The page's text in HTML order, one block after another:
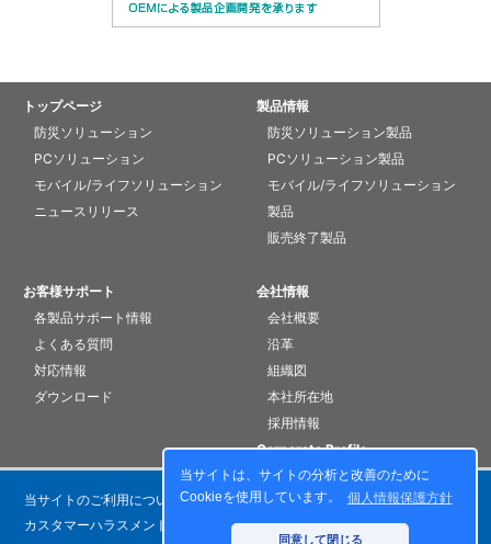
当サイトは、サイトの分析と改善のために
Cookieを使用しています。
個人情報保護方針
同意して閉じる
トップページ
防災ソリューション
PCソリューション
モバイル/ライフソリューション
ニュースリリース
製品情報
防災ソリューション製品
PCソリューション製品
モバイル/ライフソリューション
製品
販売終了製品
お客様サポート
各製品サポート情報
よくある質問
対応情報
ダウンロード
会社情報
会社概要
沿革
組織図
本社所在地
採用情報
Corporate Profile
当サイトのご利用について
個人情報保護方針
カスタマーハラスメントに対する基本方針
お問い合わせ